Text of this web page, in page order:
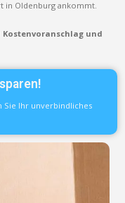
in Oldenburg ankommt.
und
Sie Ihr unverbindliches